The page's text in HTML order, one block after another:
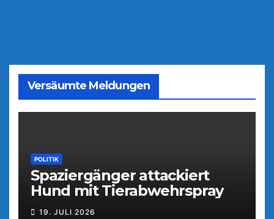
Versäumte Meldungen
POLITIK
Spaziergänger attackiert
Hund mit Tierabwehrspray
19. JULI 2026